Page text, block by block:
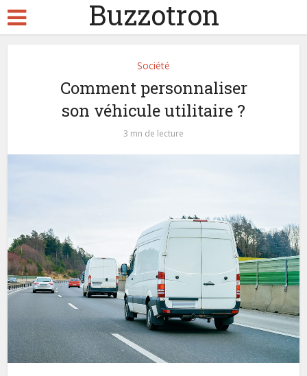
Buzzotron
Société
Comment personnaliser
son véhicule utilitaire ?
3 mn de lecture